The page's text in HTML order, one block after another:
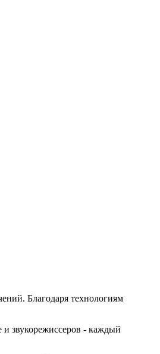
Благодаря технологиям
звукорежиссеров - каждый